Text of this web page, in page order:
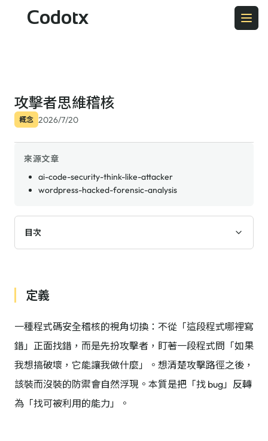
Codotx
攻擊者思維稽核
概念 2026/7/20
來源文章
ai-code-security-think-like-attacker
wordpress-hacked-forensic-analysis
目次
定義
一種程式碼安全稽核的視角切換：不從「這段程式哪裡寫
錯」正面找錯，而是先扮攻擊者，盯著一段程式問「如果
我想搞破壞，它能讓我做什麼」。想清楚攻擊路徑之後，
該裝而沒裝的防禦會自然浮現。本質是把「找 bug」反轉
為「找可被利用的能力」。